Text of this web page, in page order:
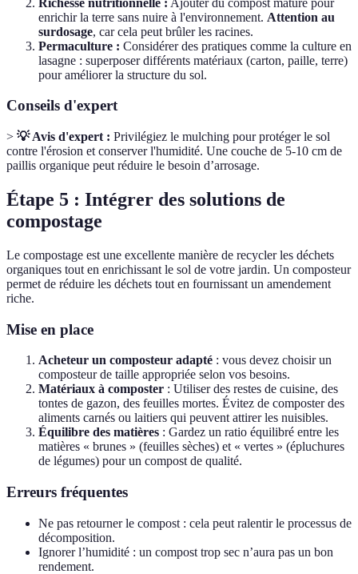
enrichir la terre sans nuire à l'environnement. Attention au
surdosage, car cela peut brûler les racines.
Permaculture : Considérer des pratiques comme la culture en
lasagne : superposer différents matériaux (carton, paille, terre)
pour améliorer la structure du sol.
Conseils d'expert
> 💡 Avis d'expert : Privilégiez le mulching pour protéger le sol
contre l'érosion et conserver l'humidité. Une couche de 5-10 cm de
paillis organique peut réduire le besoin d’arrosage.
Étape 5 : Intégrer des solutions de
compostage
Le compostage est une excellente manière de recycler les déchets
organiques tout en enrichissant le sol de votre jardin. Un composteur
permet de réduire les déchets tout en fournissant un amendement
riche.
Mise en place
Acheteur un composteur adapté : vous devez choisir un
composteur de taille appropriée selon vos besoins.
Matériaux à composter : Utiliser des restes de cuisine, des
tontes de gazon, des feuilles mortes. Évitez de composter des
aliments carnés ou laitiers qui peuvent attirer les nuisibles.
Équilibre des matières : Gardez un ratio équilibré entre les
matières « brunes » (feuilles sèches) et « vertes » (épluchures
de légumes) pour un compost de qualité.
Erreurs fréquentes
Ne pas retourner le compost : cela peut ralentir le processus de
décomposition.
Ignorer l’humidité : un compost trop sec n’aura pas un bon
rendement.